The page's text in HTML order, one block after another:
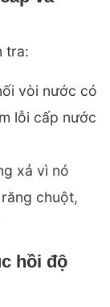
tra:
vòi nước có
lỗi cấp nước
xả vì nó
chuột,
hồi độ